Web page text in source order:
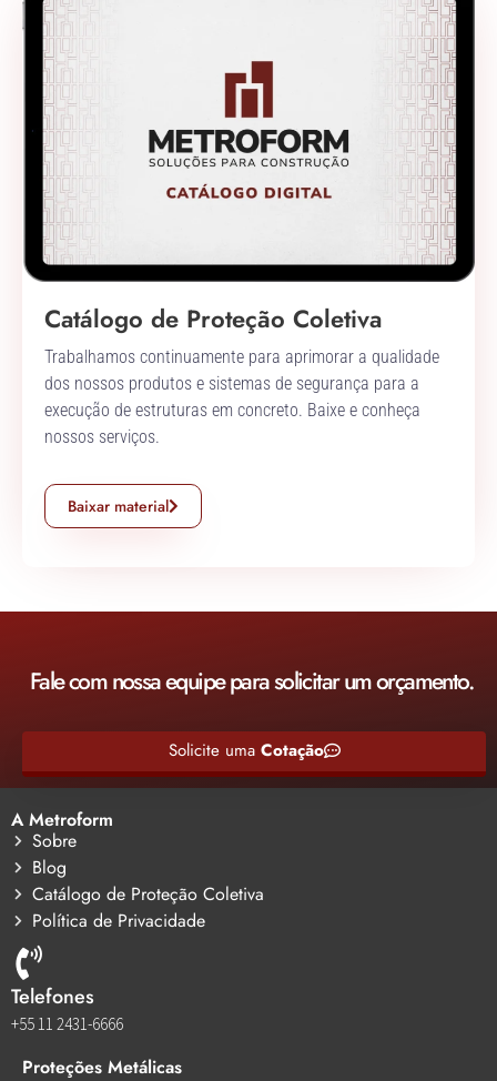
Catálogo de Proteção Coletiva
Trabalhamos continuamente para aprimorar a qualidade
dos nossos produtos e sistemas de segurança para a
execução de estruturas em concreto. Baixe e conheça
nossos serviços.
Baixar material
Fale com nossa equipe para solicitar um orçamento.
Solicite uma Cotação
A Metroform
Sobre
Blog
Catálogo de Proteção Coletiva
Política de Privacidade
Telefones
+55 11 2431-6666
Proteções Metálicas